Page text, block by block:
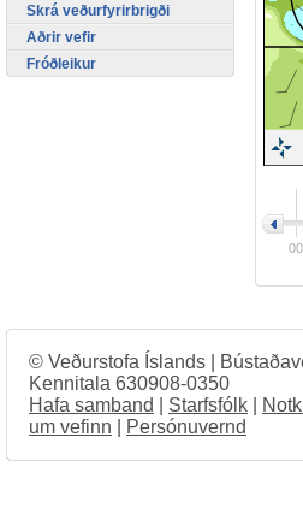
00
Skrá veðurfyrirbrigði
Aðrir vefir
Fróðleikur
© Veðurstofa Íslands |
Kennitala 630908-0350
Hafa samband
Starfsfólk
um vefinn
Persónuvernd